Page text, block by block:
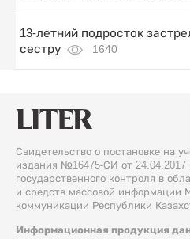
13-летний подросток
сестру
1640
Свидетельство о постановке на
издания №16475-СИ от
государственного контроля в
и средств массовой информации
коммуникации Республики
Информационная продукция